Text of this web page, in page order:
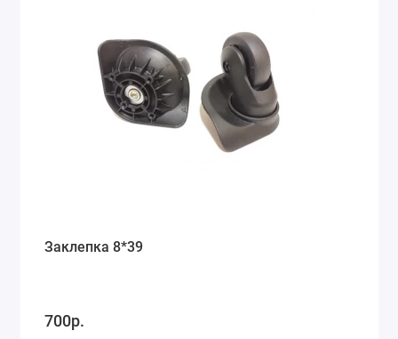
Заклепка 8*39
700р.